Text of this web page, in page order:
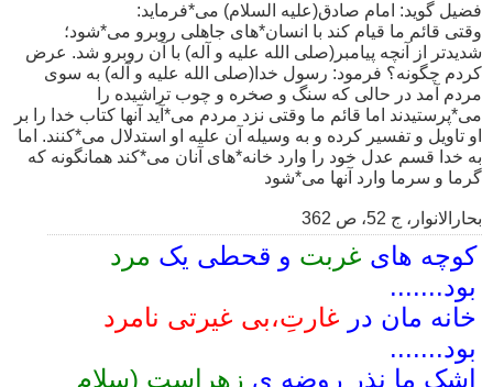
فضیل گوید: امام صادق(علیه السلام) مى*فرماید:
وقتى قائم ما قیام کند با انسان*هاى جاهلى روبرو مى*شود؛
شدیدتر از آنچه پیامبر(صلى الله علیه و آله) با آن روبرو شد. عرض
کردم چگونه؟ فرمود: رسول خدا(صلى الله علیه و آله) به سوى
مردم آمد در حالى که سنگ و صخره و چوب تراشیده را
مى*پرستیدند اما قائم ما وقتى نزد مردم مى*آید آنها کتاب خدا را بر
او تاویل و تفسیر کرده و به وسیله آن علیه او استدلال مى*کنند. اما
به خدا قسم عدل خود را وارد خانه*هاى آنان مى*کند همانگونه که
گرما و سرما وارد آنها مى*شود
بحارالانوار، ج 52، ص 362
کوچه های غربت و قحطی یک مرد
بود.......
خانه مان در غارتِ،بی غیرتی نامرد
بود.......
اشک ما نذر روضه ی زهراست (سلام